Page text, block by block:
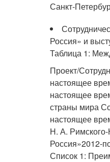
Санкт-
Россия» и
Таблица 1:
Проект/
настоящее
настоящее
страны мира
настоящее
Н. А.
Россия»2012-
Список 1: